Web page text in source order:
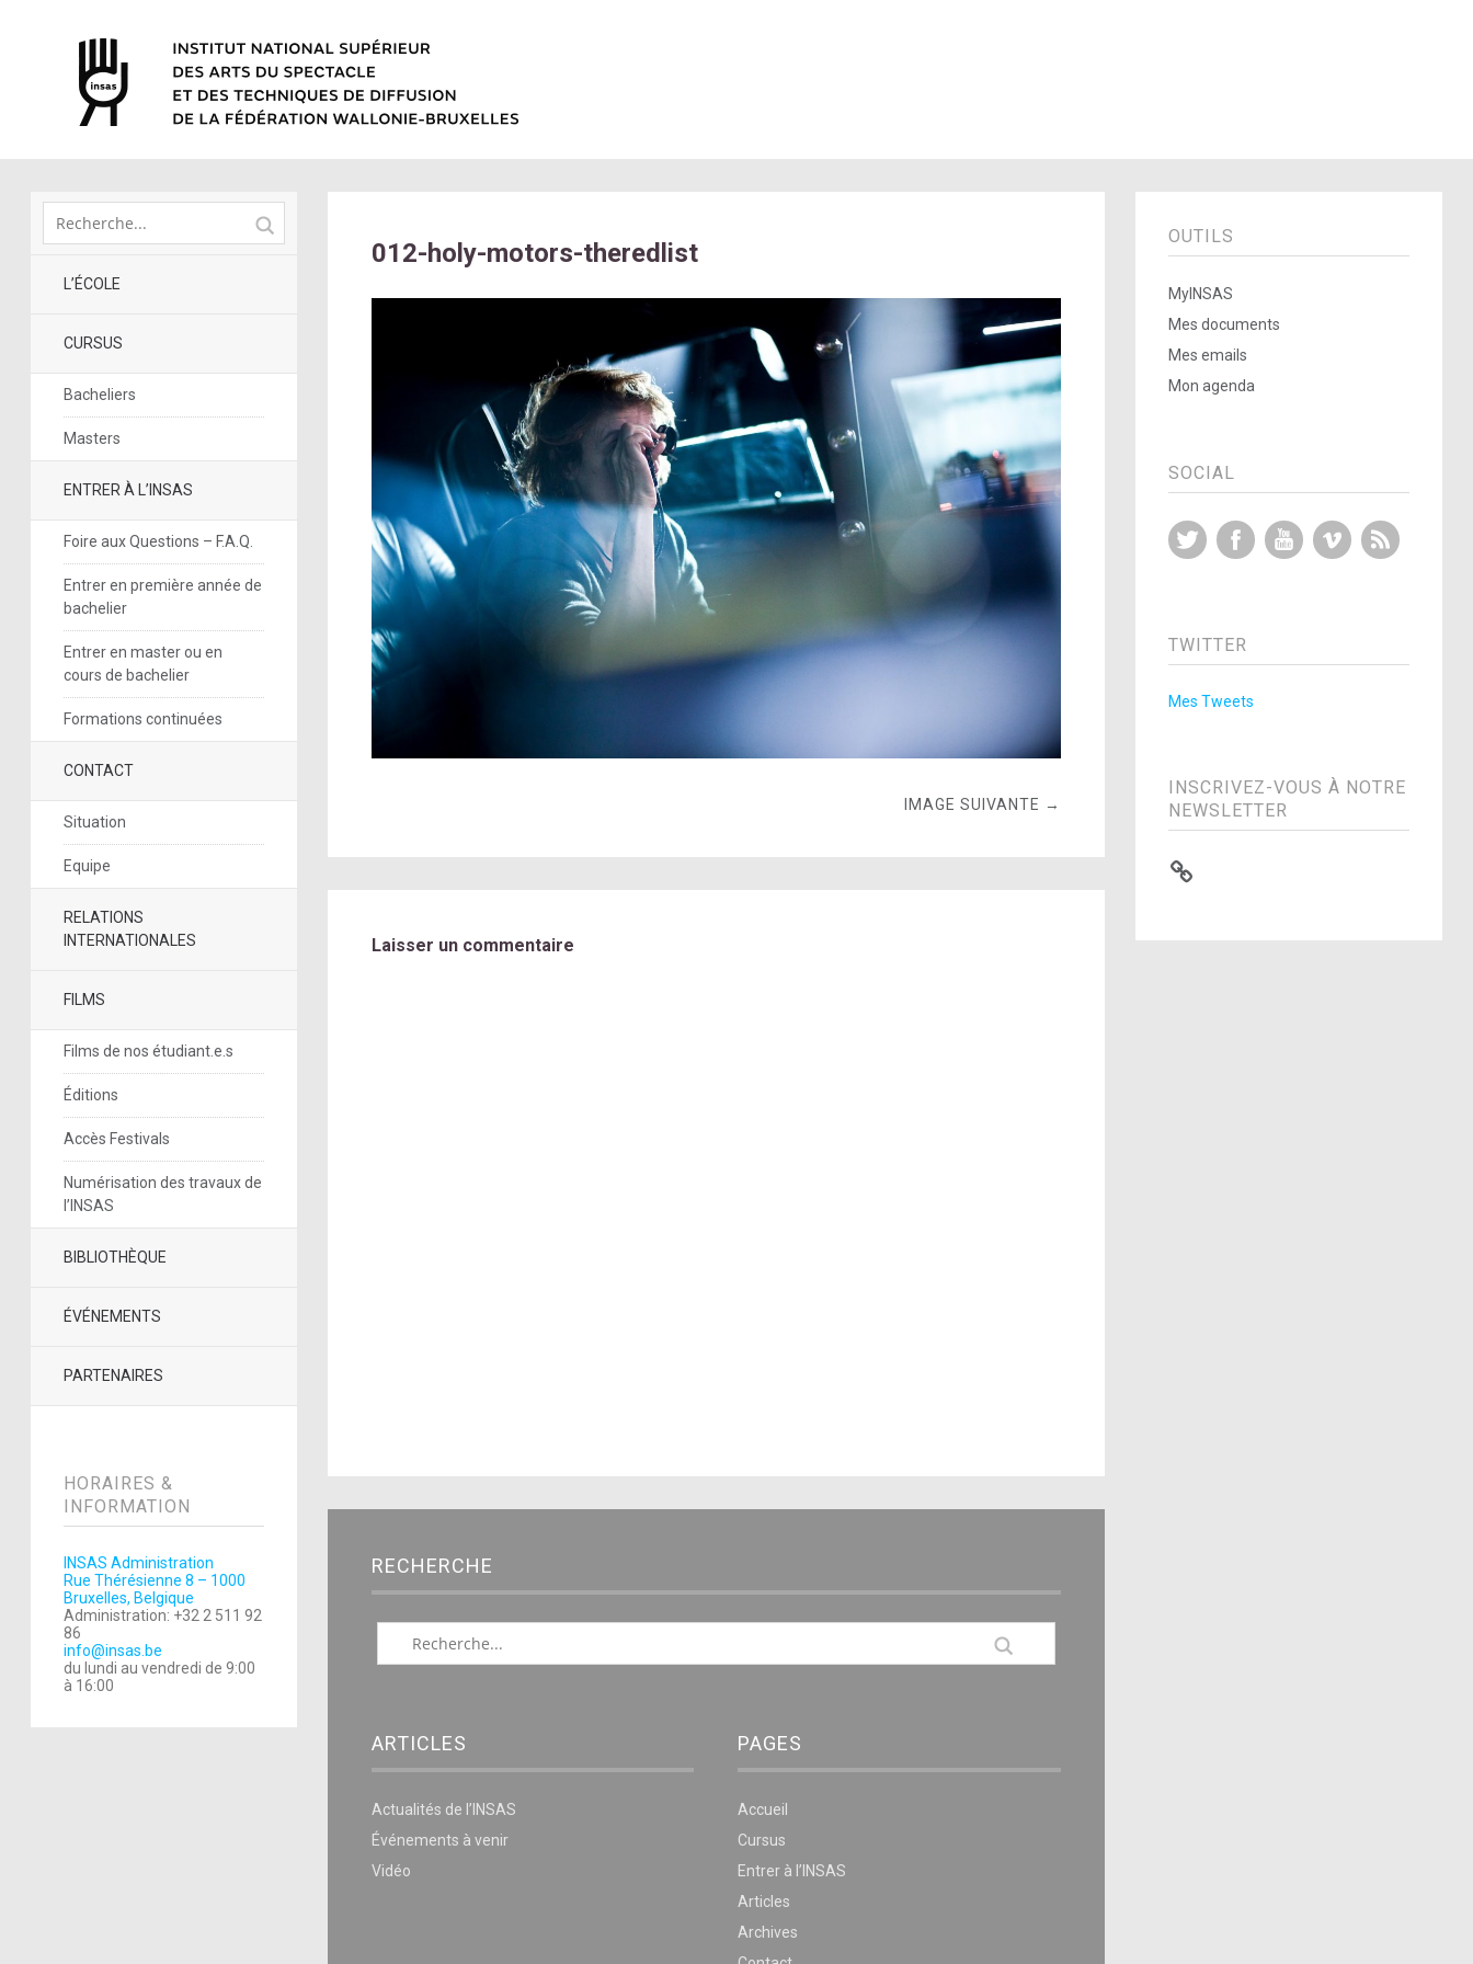
L’ÉCOLE
CURSUS
Bacheliers
Masters
ENTRER À L’INSAS
Foire aux Questions – F.A.Q.
Entrer en première année de
bachelier
Entrer en master ou en
cours de bachelier
Formations continuées
CONTACT
Situation
Equipe
RELATIONS
INTERNATIONALES
FILMS
Films de nos étudiant.e.s
Éditions
Accès Festivals
Numérisation des travaux de
l’INSAS
BIBLIOTHÈQUE
ÉVÉNEMENTS
PARTENAIRES
HORAIRES &
INFORMATION
INSAS Administration
Rue Thérésienne 8 – 1000
Bruxelles, Belgique
Administration: +32 2 511 92
86
info@insas.be
du lundi au vendredi de 9:00
à 16:00
012-holy-motors-theredlist
IMAGE SUIVANTE →
Laisser un commentaire
RECHERCHE
ARTICLES
Actualités de l’INSAS
Événements à venir
Vidéo
PAGES
Accueil
Cursus
Entrer à l’INSAS
Articles
Archives
OUTILS
MyINSAS
Mes documents
Mes emails
Mon agenda
SOCIAL
Twitter FacebookYouTubeVimeo
TWITTER
Mes Tweets
INSCRIVEZ-VOUS À NOTRE
NEWSLETTER